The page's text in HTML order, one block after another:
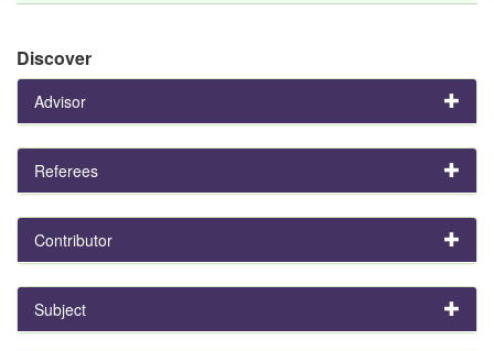
Discover
Advisor
Referees
Contributor
Subject